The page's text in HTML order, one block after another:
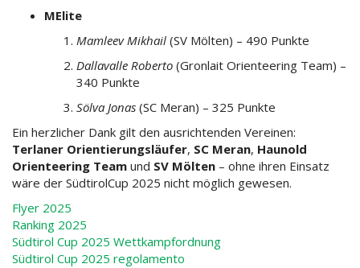
MElite
Mamleev Mikhail (SV Mölten) – 490 Punkte
Dallavalle Roberto (Gronlait Orienteering Team) –
340 Punkte
Sölva Jonas (SC Meran) – 325 Punkte
Ein herzlicher Dank gilt den ausrichtenden Vereinen:
Terlaner Orientierungsläufer, SC Meran, Haunold
Orienteering Team und SV Mölten – ohne ihren Einsatz
wäre der SüdtirolCup 2025 nicht möglich gewesen.
Flyer 2025
Ranking 2025
Südtirol Cup 2025 Wettkampfordnung
Südtirol Cup 2025 regolamento